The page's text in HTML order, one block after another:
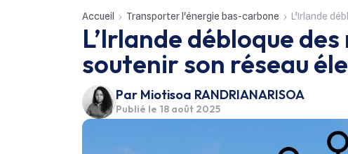
Accueil Transporter l'énergie bas-carbone L’Irlande
L’Irlande débloque
soutenir son réseau
Par Miotisoa RANDRIANARISOA
Publié le 18 août 2025